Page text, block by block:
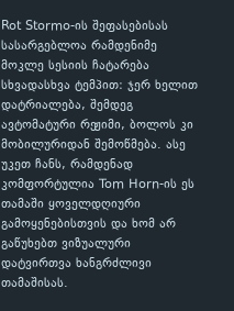
Rot Stormo-ის შეფასებისას
სასარგებლოა რამდენიმე
მოკლე სესიის ჩატარება
სხვადასხვა ტემპით: ჯერ ხელით
დატრიალება, შემდეგ
ავტომატური რეჟიმი, ბოლოს კი
მობილურიდან შემოწმება. ასე
უკეთ ჩანს, რამდენად
კომფორტულია Tom Horn-ის ეს
თამაში ყოველდღიური
გამოყენებისთვის და ხომ არ
გაწუხებთ ვიზუალური
დატვირთვა ხანგრძლივი
თამაშისას.